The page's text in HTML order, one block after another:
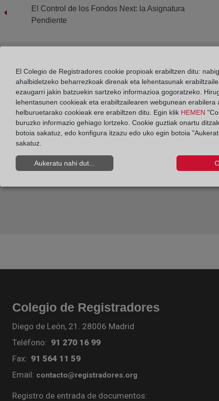
El Control de los Fondos Next: la Asignatura
Pendiente
Culmina el Proyecto Scripta Manent, dedicado a los
Decanatos Autonómicos y Territoriales, y que
conmemora el 160 aniversario de la Ley Hipotecaria
Colegio de Registradores
Diego de León, 21. 28006 Madrid
Teléfono: 91 270 16 99
Fax: 91 564 11 59
Email: contacto@registradores.org
Registro de entrada de documentos:
El Colegio de Registradores cookie propioak erabiltzen ditu:
ahalbidetzeko beharrezkoak direnak eta lehentasunak
ezaugarri jakin batzuekin sartzeko informazioa gogoratzeko.
lehentasunen cookieak eta erabiltzailearen webgunean erabilera
helburuetarako cookieak ere erabiltzen ditu. Egin klik HEMEN
buruzko informazio gehiago lortzeko. Cookie guztiak onartu
botoia sakatuz, edo konfigura itzazu edo uko egin botoia
sakatuz.
Aukeratu nahi dut...